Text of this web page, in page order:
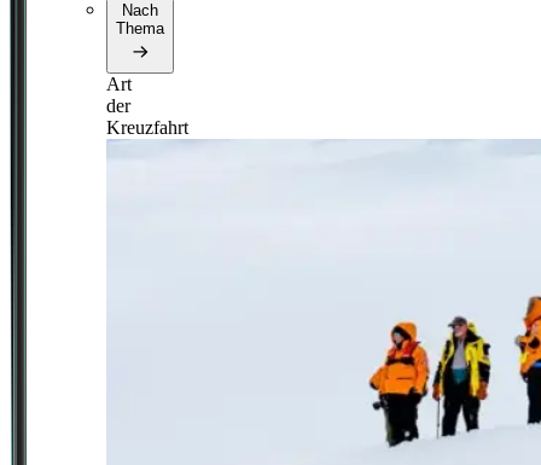
Nach
Thema
Art
der
Kreuzfahrt